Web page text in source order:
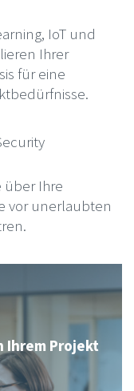
IoT und
Ihrer
für eine
über Ihre
vor unerlaubten
Ihrem Projekt